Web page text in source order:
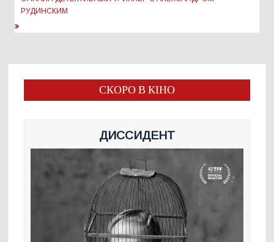
РУДИНСКИМ
СКОРО В КІНО
ДИССИДЕНТ